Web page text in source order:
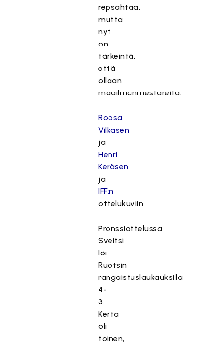
repsahtaa,
mutta
nyt
on
tärkeintä,
että
ollaan
maailmanmestareita.
Roosa
Vilkasen
ja
Henri
Keräsen
ja
IFF:n
ottelukuviin
Pronssiottelussa
Sveitsi
löi
Ruotsin
rangaistuslaukauksilla
4-
3.
Kerta
oli
toinen,